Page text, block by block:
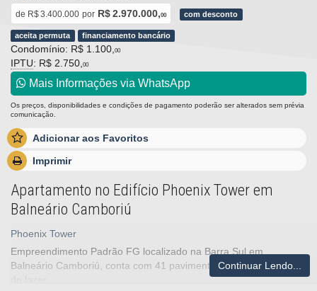
de R$ 3.400.000 por R$ 2.970.000,00 com desconto
aceita permuta financiamento bancário
Condomínio: R$ 1.100, 00
IPTU: R$ 2.750, 00
Mais Informações via WhatsApp
Os preços, disponibilidades e condições de pagamento poderão ser alterados sem prévia
comunicação.
Adicionar aos Favoritos
Imprimir
Apartamento no Edifício Phoenix Tower em
Balneário Camboriú
Phoenix Tower
Empreendimento Padrão FG localizado na Barra Sul em
Balneário Camboriú, conta com 41 pavimentos e completa área
Continuar Lendo...